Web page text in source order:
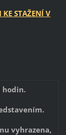
KE STAŽENÍ V
hodin.
vyhrazena,